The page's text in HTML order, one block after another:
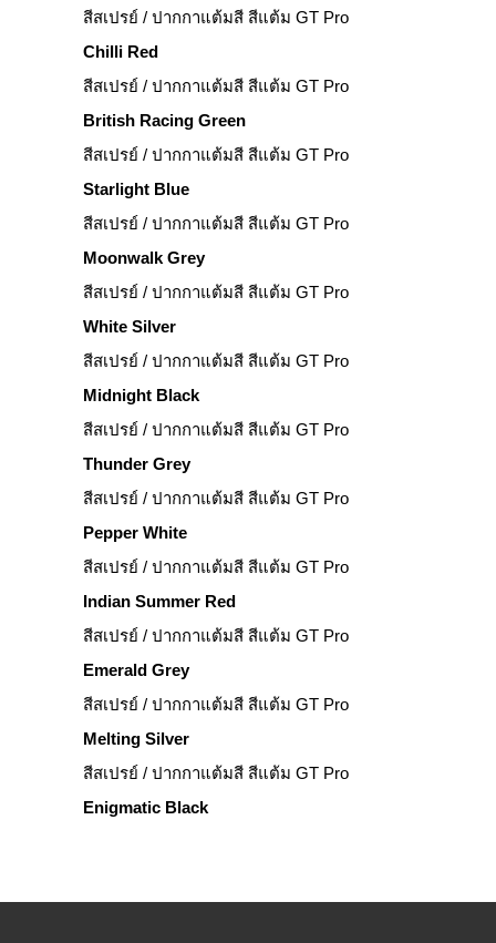
สีสเปรย์ / ปากกาแต้มสี สีแต้ม GT Pro
Chilli Red
สีสเปรย์ / ปากกาแต้มสี สีแต้ม GT Pro
British Racing Green
สีสเปรย์ / ปากกาแต้มสี สีแต้ม GT Pro
Starlight Blue
สีสเปรย์ / ปากกาแต้มสี สีแต้ม GT Pro
Moonwalk Grey
สีสเปรย์ / ปากกาแต้มสี สีแต้ม GT Pro
White Silver
สีสเปรย์ / ปากกาแต้มสี สีแต้ม GT Pro
Midnight Black
สีสเปรย์ / ปากกาแต้มสี สีแต้ม GT Pro
Thunder Grey
สีสเปรย์ / ปากกาแต้มสี สีแต้ม GT Pro
Pepper White
สีสเปรย์ / ปากกาแต้มสี สีแต้ม GT Pro
Indian Summer Red
สีสเปรย์ / ปากกาแต้มสี สีแต้ม GT Pro
Emerald Grey
สีสเปรย์ / ปากกาแต้มสี สีแต้ม GT Pro
Melting Silver
สีสเปรย์ / ปากกาแต้มสี สีแต้ม GT Pro
Enigmatic Black